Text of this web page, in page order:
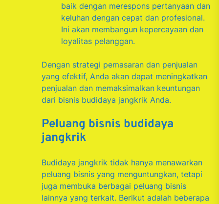
baik dengan merespons pertanyaan dan
keluhan dengan cepat dan profesional.
Ini akan membangun kepercayaan dan
loyalitas pelanggan.
Dengan strategi pemasaran dan penjualan
yang efektif, Anda akan dapat meningkatkan
penjualan dan memaksimalkan keuntungan
dari bisnis budidaya jangkrik Anda.
Peluang bisnis budidaya
jangkrik
Budidaya jangkrik tidak hanya menawarkan
peluang bisnis yang menguntungkan, tetapi
juga membuka berbagai peluang bisnis
lainnya yang terkait. Berikut adalah beberapa